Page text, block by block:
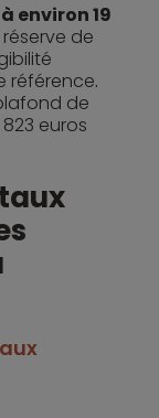
environ 19
de
référence.
de
euros